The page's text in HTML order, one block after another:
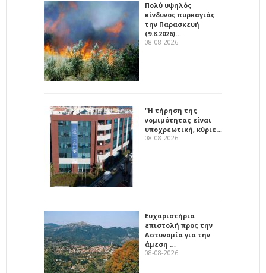
Πολύ υψηλός
κίνδυνος πυρκαγιάς
την Παρασκευή
(9.8.2026)…
08-08-2026
"Η τήρηση της
νομιμότητας είναι
υποχρεωτική, κύριε…
08-08-2026
Ευχαριστήρια
επιστολή προς την
Αστυνομία για την
άμεση …
08-08-2026